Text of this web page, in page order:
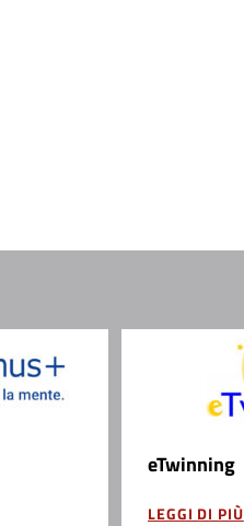
eTwinning
LEGGI DI PIÙ